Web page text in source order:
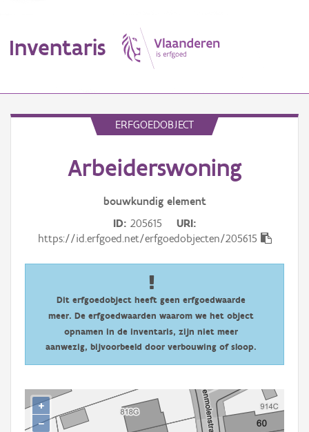
Inventaris
Persoon of collectief
Downloads
Aanmelden
ERFGOEDOBJECT
Arbeiderswoning
bouwkundig element
ID 205615
URI
https://id.erfgoed.net/erfgoedobjecten/205615
Dit erfgoedobject heeft geen erfgoedwaarde
meer. De erfgoedwaarden waarom we het object
opnamen in de inventaris, zijn niet meer
aanwezig, bijvoorbeeld door verbouwing of sloop.
+
−